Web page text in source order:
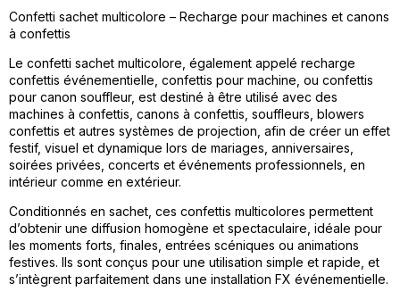
Confetti sachet multicolore – Recharge pour machines et canons
à confettis
Le confetti sachet multicolore, également appelé recharge
confettis événementielle, confettis pour machine, ou confettis
pour canon souffleur, est destiné à être utilisé avec des
machines à confettis, canons à confettis, souffleurs, blowers
confettis et autres systèmes de projection, afin de créer un effet
festif, visuel et dynamique lors de mariages, anniversaires,
soirées privées, concerts et événements professionnels, en
intérieur comme en extérieur.
Conditionnés en sachet, ces confettis multicolores permettent
d’obtenir une diffusion homogène et spectaculaire, idéale pour
les moments forts, finales, entrées scéniques ou animations
festives. Ils sont conçus pour une utilisation simple et rapide, et
s’intègrent parfaitement dans une installation FX événementielle.